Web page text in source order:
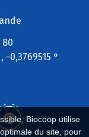
Biocoop utilise
du site, pour
80
-0,3769515 °